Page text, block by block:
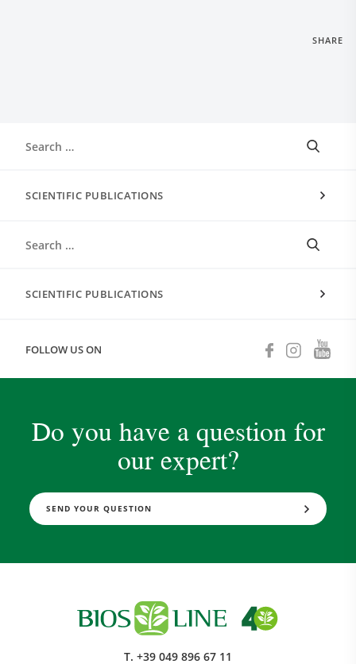
SHARE
SCIENTIFIC PUBLICATIONS
SCIENTIFIC PUBLICATIONS
FOLLOW US ON
Do you have a question for
our expert?
SEND YOUR QUESTION
T. +39 049 896 67 11